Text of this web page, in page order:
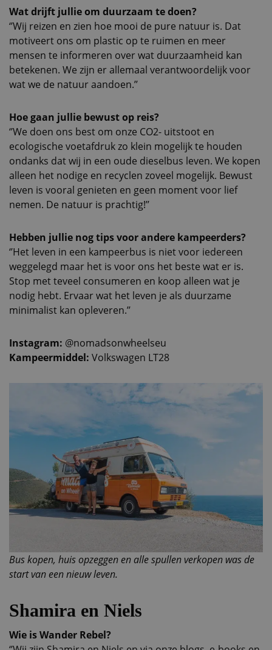
Wat drijft jullie om duurzaam te doen?
‘’Wij reizen en zien hoe mooi de pure natuur is. Dat
motiveert ons om plastic op te ruimen en meer
mensen te informeren over wat duurzaamheid kan
betekenen. We zijn er allemaal verantwoordelijk voor
wat we de natuur aandoen.’’
Hoe gaan jullie bewust op reis?
‘’We doen ons best om onze CO2- uitstoot en
ecologische voetafdruk zo klein mogelijk te houden
ondanks dat wij in een oude dieselbus leven. We kopen
alleen het nodige en recyclen zoveel mogelijk. Bewust
leven is vooral genieten en geen moment voor lief
nemen. De natuur is prachtig!’’
Hebben jullie nog tips voor andere kampeerders?
‘’Het leven in een kampeerbus is niet voor iedereen
weggelegd maar het is voor ons het beste wat er is.
Stop met teveel consumeren en koop alleen wat je
nodig hebt. Ervaar wat het leven je als duurzame
minimalist kan opleveren.’’
Instagram: @nomadsonwheelseu
Kampeermiddel: Volkswagen LT28
Bus kopen, huis opzeggen en alle spullen verkopen was de
start van een nieuw leven.
Shamira en Niels
Wie is Wander Rebel?